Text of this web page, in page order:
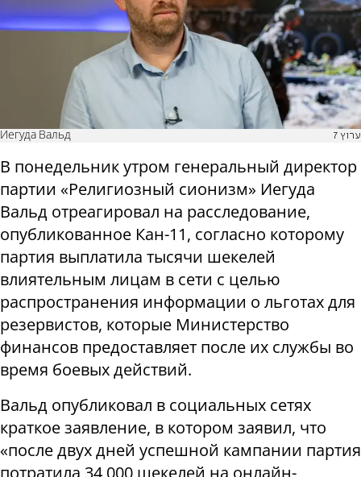
Иегуда Вальд ערוץ 7
В понедельник утром генеральный директор
партии «Религиозный сионизм» Иегуда
Вальд отреагировал на расследование,
опубликованное Кан-11, согласно которому
партия выплатила тысячи шекелей
влиятельным лицам в сети с целью
распространения информации о льготах для
резервистов, которые Министерство
финансов предоставляет после их службы во
время боевых действий.
Вальд опубликовал в социальных сетях
краткое заявление, в котором заявил, что
«после двух дней успешной кампании партия